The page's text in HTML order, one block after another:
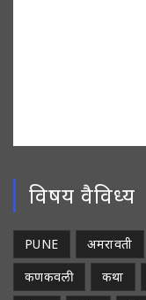
विषय वैविध्य
PUNE अमरावती
कणकवली
कथा